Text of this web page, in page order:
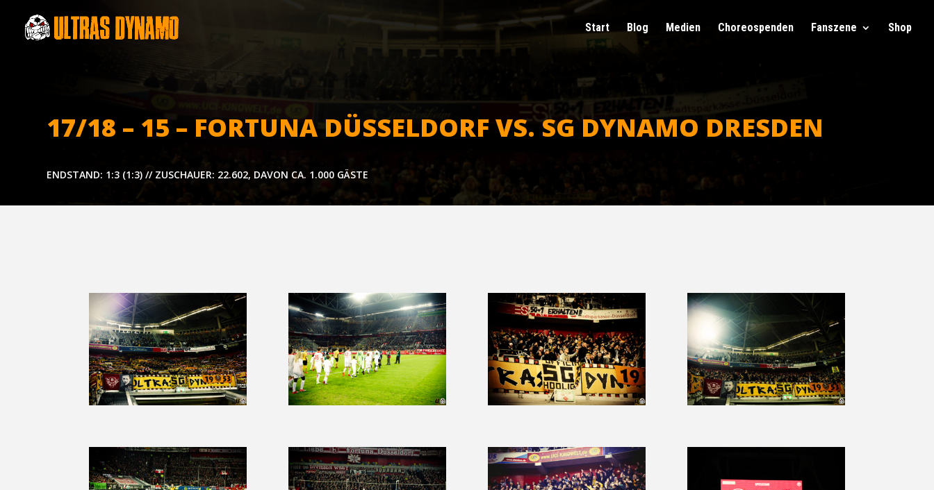
Start Blog Medi­en Cho­reo­spen­den Fan­sze­ne Shop
17/18 – 15 – FOR­TU­NA DÜS­SEL­DORF VS. SG DYNA­MO DRESDEN
ENDSTAND: 1:3 (1:3) // ZUSCHAUER: 22.602, DAVON CA. 1.000 GÄSTE